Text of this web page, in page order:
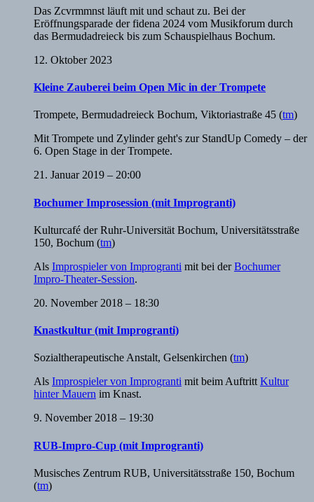
Das Zcvrmmnst läuft mit und schaut zu. Bei der
Eröffnungsparade der fidena 2024 vom Musikforum durch
das Bermudadreieck bis zum Schauspielhaus Bochum.
12. Oktober 2023
Kleine Zauberei beim Open Mic in der Trompete
Trompete, Bermudadreieck Bochum, Viktoriastraße 45 (tm)
Mit Trompete und Zylinder geht's zur StandUp Comedy – der
6. Open Stage in der Trompete.
21. Januar 2019 – 20:00
Bochumer Improsession (mit Improgranti)
Kulturcafé der Ruhr-Universität Bochum, Universitätsstraße
150, Bochum (tm)
Als Improspieler von Improgranti mit bei derBochumer
Impro-Theater-Session.
20. November 2018 – 18:30
Knastkultur (mit Improgranti)
Sozialtherapeutische Anstalt, Gelsenkirchen (tm)
Als Improspieler von Improgranti mit beim Auftritt Kultur
hinter Mauern im Knast.
9. November 2018 – 19:30
RUB-Impro-Cup (mit Improgranti)
Musisches Zentrum RUB, Universitätsstraße 150, Bochum
(tm)